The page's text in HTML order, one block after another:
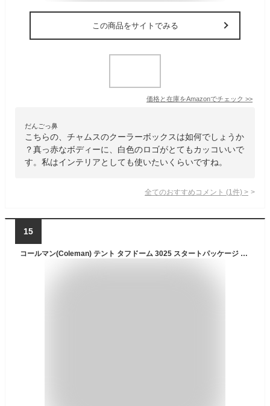
この商品をサイトでみる
価格と在庫をAmazonでチェック >>
だんごっ鼻
こちらの、チャムスのクーラーボックスは如何でしょうか
？真っ赤なボディーに、白色のロゴがとてもカッコいいで
す。私はインテリアとしても使いたいくらいですね。
全てのおすすめコメント (1 件) >
15
コールマン(Coleman) テント タフドーム 3025 スタートパッケージ バーガンディ 4~5人用 2000027280